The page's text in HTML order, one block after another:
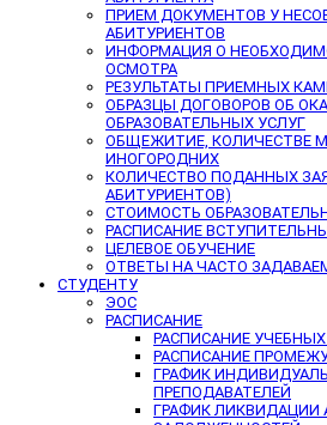
ПРИЕМ ДОКУМЕНТОВ У
АБИТУРИЕНТОВ
ИНФОРМАЦИЯ О
ОСМОТРА
РЕЗУЛЬТАТЫ ПРИЕМНЫХ
ОБРАЗЦЫ ДОГОВОРОВ ОБ
ОБРАЗОВАТЕЛЬНЫХ УСЛУГ
ОБЩЕЖИТИЕ, КОЛИЧЕСТВЕ
ИНОГОРОДНИХ
КОЛИЧЕСТВО ПОДАННЫХ
АБИТУРИЕНТОВ)
СТОИМОСТЬ
РАСПИСАНИЕ
ЦЕЛЕВОЕ ОБУЧЕНИЕ
ОТВЕТЫ НА ЧАСТО
СТУДЕНТУ
ЭОС
РАСПИСАНИЕ
РАСПИСАНИЕ
РАСПИСАНИЕ
ГРАФИК
ПРЕПОДАВАТЕЛЕЙ
ГРАФИК ЛИКВИДАЦИИ